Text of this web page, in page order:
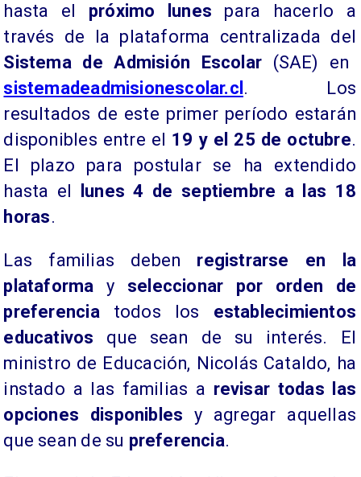
hasta el próximo lunes para hacerlo a
través de la plataforma centralizada del
Sistema de Admisión Escolar (SAE) en
sistemadeadmisionescolar.cl . Los
resultados de este primer período estarán
disponibles entre el 19 y el 25 de octubre.
El plazo para postular se ha extendido
hasta el
lunes 4 de septiembre a las 18
horas.
Las familias deben registrarse en la
plataforma y seleccionar por orden de
preferenciatodos los establecimientos
educativos que sean de su interés. El
ministro de Educación, Nicolás Cataldo, ha
instado a las familias a revisar todas las
opciones disponibles y agregar aquellas
que sean de su preferencia.